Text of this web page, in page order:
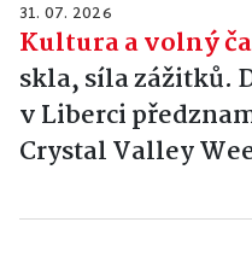
31. 07. 2026
Kultura a volný
skla, síla zážitků.
v Liberci
Crystal Valley